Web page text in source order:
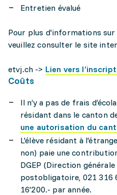
Entretien évalué
Pour plus d'informations sur
veuillez consulter le site
etvj.ch -> Lien vers
Coûts
Il n’y a pas de frais
résidant dans le canton
une autorisation du
L'élève résidant à
non) paie une
DGEP (Direction
postobligatoire, 021 316
16'200.- par année.